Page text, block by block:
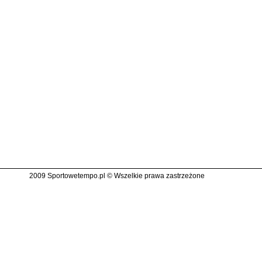
2009 Sportowetempo.pl © Wszelkie prawa zastrzeżone